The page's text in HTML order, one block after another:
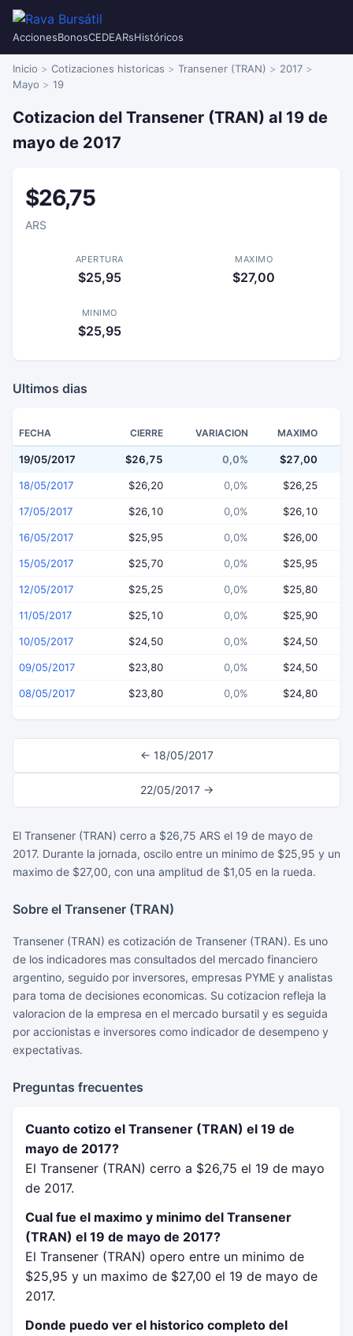
AccionesBonosCEDEARsHistóricos
Inicio Cotizaciones historicas Transener (TRAN)
2017
Mayo
19
Cotizacion del Transener (TRAN) al 19 de
mayo de 2017
$26,75
ARS
APERTURA
$25,95
MAXIMO
$27,00
MINIMO
$25,95
Ultimos dias
FECHA CIERRE VARIACION MAXIMO
19/05/2017 $26,75 0,0% $27,00
18/05/2017 $26,20 0,0% $26,25
17/05/2017 $26,10 0,0% $26,10
16/05/2017 $25,95 0,0% $26,00
15/05/2017 $25,70 0,0% $25,95
12/05/2017 $25,25 0,0% $25,80
11/05/2017 $25,10 0,0% $25,90
10/05/2017 $24,50 0,0% $24,50
09/05/2017 $23,80 0,0% $24,50
08/05/2017 $23,80 0,0% $24,80
← 18/05/2017
22/05/2017 →
El Transener (TRAN) cerro a $26,75 ARS el 19 de mayo de
2017. Durante la jornada, oscilo entre un minimo de $25,95 y un
maximo de $27,00, con una amplitud de $1,05 en la rueda.
Sobre el Transener (TRAN)
Transener (TRAN) es cotización de Transener (TRAN). Es uno
de los indicadores mas consultados del mercado financiero
argentino, seguido por inversores, empresas PYME y analistas
para toma de decisiones economicas. Su cotizacion refleja la
valoracion de la empresa en el mercado bursatil y es seguida
por accionistas e inversores como indicador de desempeno y
expectativas.
Preguntas frecuentes
Cuanto cotizo el Transener (TRAN) el 19 de
mayo de 2017?
El Transener (TRAN) cerro a $26,75 el 19 de mayo
de 2017.
Cual fue el maximo y minimo del Transener
(TRAN) el 19 de mayo de 2017?
El Transener (TRAN) opero entre un minimo de
$25,95 y un maximo de $27,00 el 19 de mayo de
2017.
Donde puedo ver el historico completo del